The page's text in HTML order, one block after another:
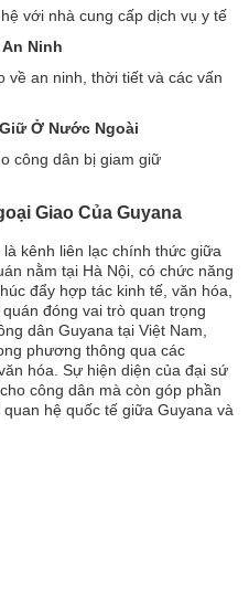
với nhà cung cấp dịch vụ y tế
Ninh
về an ninh, thời tiết và các vấn
Ở Nước Ngoài
công dân bị giam giữ
Giao Của Guyana
kênh liên lạc chính thức giữa
nằm tại Hà Nội, có chức năng
đẩy hợp tác kinh tế, văn hóa,
đóng vai trò quan trọng
dân Guyana tại Việt Nam,
phương thông qua các
hóa. Sự hiện diện của đại sứ
công dân mà còn góp phần
hệ quốc tế giữa Guyana và